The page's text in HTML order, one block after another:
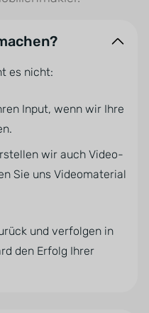
es nicht:
Input, wenn wir Ihre
wir auch Video-
Sie uns Videomaterial
und verfolgen in
den Erfolg Ihrer